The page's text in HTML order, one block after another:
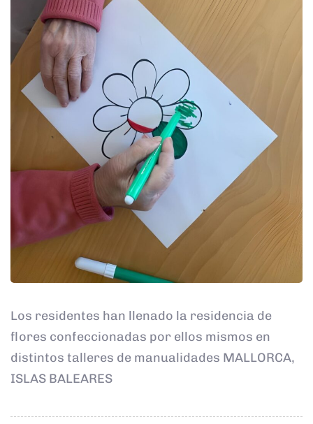
Los residentes han llenado la residencia de
flores confeccionadas por ellos mismos en
distintos talleres de manualidades MALLORCA,
ISLAS BALEARES